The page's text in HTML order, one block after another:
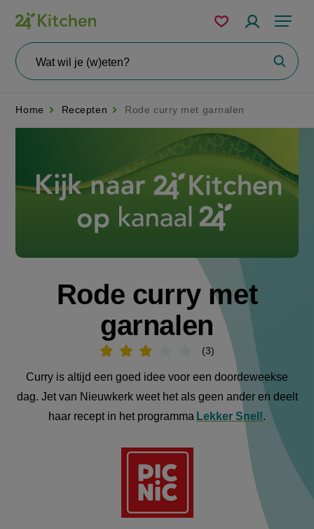
Overslaan
en
naar
de
Menu
wil
Mijn
bewaarde
Home Recepten Rode curry met garnalen
Rode curry met
garnalen
3
'Rode
curry
met
garnalen'
Curry is altijd een goed idee voor een doordeweekse
dag. Jet van Nieuwkerk weet het als geen ander en deelt
haar recept in het programma Lekker Snel!.
Aangeboden
door: